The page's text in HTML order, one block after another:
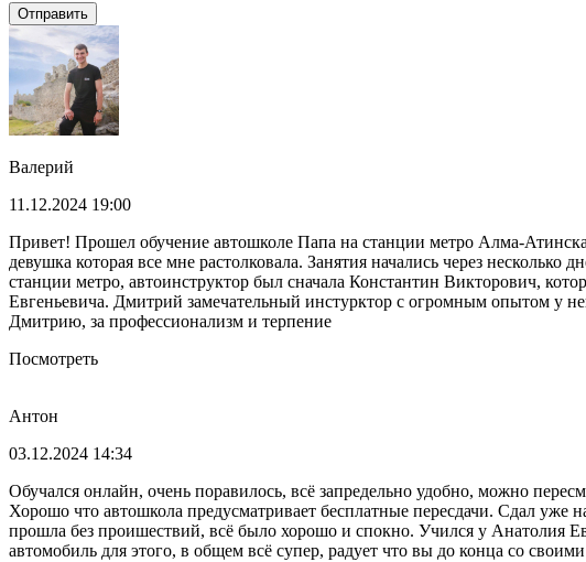
Отправить
Валерий
11.12.2024 19:00
Привет! Прошел обучение автошколе Папа на станции метро Алма-
девушка которая все мне растолковала. Занятия начались через
станции метро, автоинструктор был сначала Константин Викторович,
Евгеньевича. Дмитрий замечательный инстурктор с огромным опытом у
Дмитрию, за профессионализм и терпение
Посмотреть
Антон
03.12.2024 14:34
Обучался онлайн, очень поравилось, всё запредельно удобно, можно
Хорошо что автошкола предусматривает бесплатные пересдачи. Сдал уже
прошла без проишествий, всё было хорошо и спокно. Учился у Анатолия
автомобиль для этого, в общем всё супер, радует что вы до конца со